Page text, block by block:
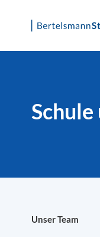
Skip
Unser Team